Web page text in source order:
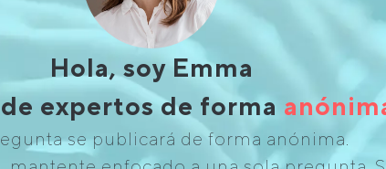
Hola, soy Emma
expertos de forma
se publicará de forma anónima.